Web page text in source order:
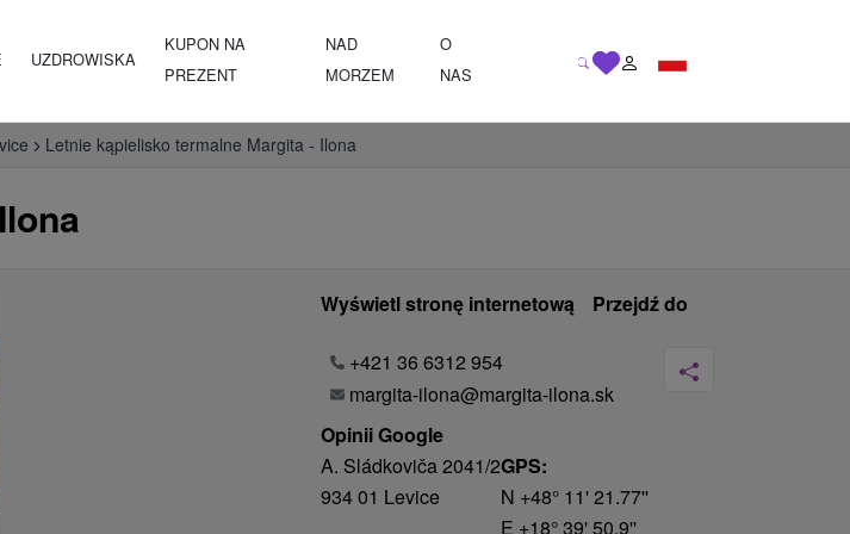
UZDROWISKA
KUPON NA
PREZENT
NAD
MORZEM
O
NAS
Letnie kąpielisko termalne Margita - Ilona
Wyświetl stronę internetową Przejdź do
+421 36 6312 954
margita-ilona@margita-ilona.sk
Opinii Google
A. Sládkoviča 2041/2
934 01 Levice
GPS:
N +48° 11' 21.77''
E +18° 39' 50.9''